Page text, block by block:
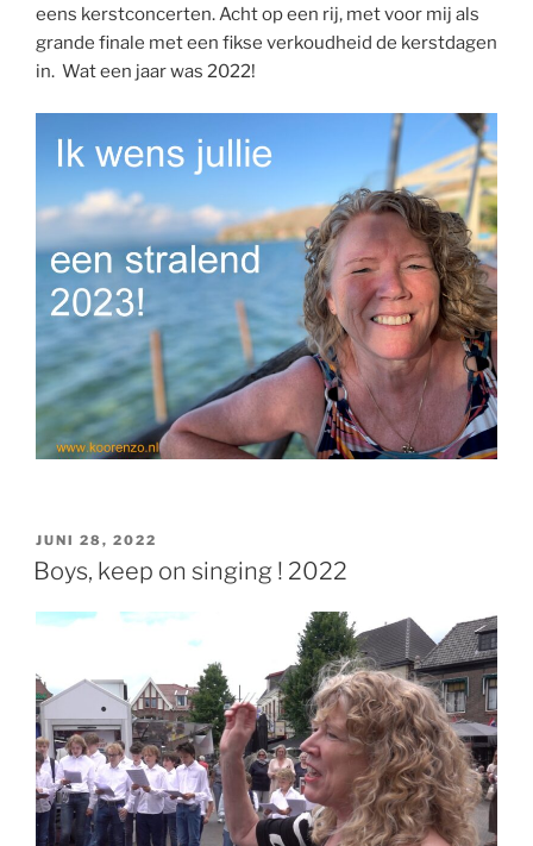
eens kerstconcerten. Acht op een rij, met voor mij als
grande finale met een fikse verkoudheid de kerstdagen
in. Wat een jaar was 2022!
GEPLAATST
OP
JUNI 28, 2022
Boys, keep on singing ! 2022